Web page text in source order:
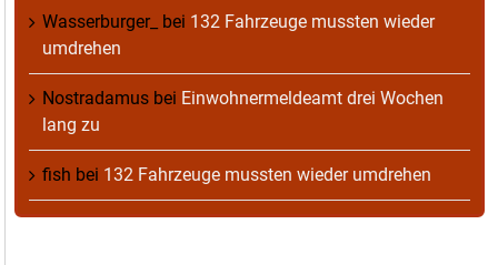
Wasserburger_ bei 132 Fahrzeuge mussten wieder
umdrehen
Nostradamus bei Einwohnermeldeamt drei Wochen
lang zu
fish bei 132 Fahrzeuge mussten wieder umdrehen